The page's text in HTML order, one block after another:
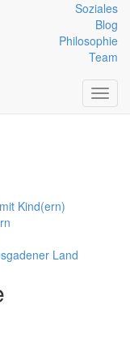
Soziales
Blog
Philosophie
Team
Kind(ern)
Land